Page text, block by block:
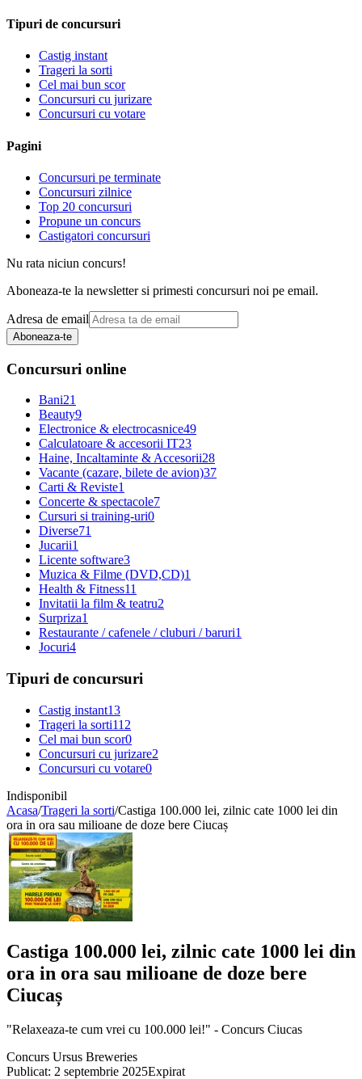
Tipuri de concursuri
Castig instant
Trageri la sorti
Cel mai bun scor
Concursuri cu jurizare
Concursuri cu votare
Pagini
Concursuri pe terminate
Concursuri zilnice
Top 20 concursuri
Propune un concurs
Castigatori concursuri
Nu rata niciun concurs!
Aboneaza-te la newsletter si primesti concursuri noi pe email.
Adresa de email
Aboneaza-te
Concursuri online
Bani21
Beauty9
Electronice & electrocasnice49
Calculatoare & accesorii IT23
Haine, Incaltaminte & Accesorii28
Vacante (cazare, bilete de avion)37
Carti & Reviste1
Concerte & spectacole7
Cursuri si training-uri0
Diverse71
Jucarii1
Licente software3
Muzica & Filme (DVD,CD)1
Health & Fitness11
Invitatii la film & teatru2
Surpriza1
Restaurante / cafenele / cluburi / baruri1
Jocuri4
Tipuri de concursuri
Castig instant13
Trageri la sorti112
Cel mai bun scor0
Concursuri cu jurizare2
Concursuri cu votare0
Indisponibil
Acasa/Trageri la sorti/Castiga 100.000 lei, zilnic cate 1000 lei din
ora in ora sau milioane de doze bere Ciucaș
Castiga 100.000 lei, zilnic cate 1000 lei din
ora in ora sau milioane de doze bere
Ciucaș
"Relaxeaza-te cum vrei cu 100.000 lei!" - Concurs Ciucas
Concurs Ursus Breweries
Publicat: 2 septembrie 2025Expirat